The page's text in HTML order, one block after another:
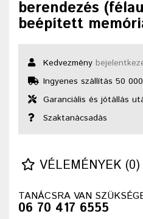
berendezés
beépített
Kedvezmény
Ingyenes szállítás 50
Garanciális és jótállás
Szaktanácsadás
VÉLEMÉNYEK (0)
TANÁCSRA VAN
06 70 417 6555